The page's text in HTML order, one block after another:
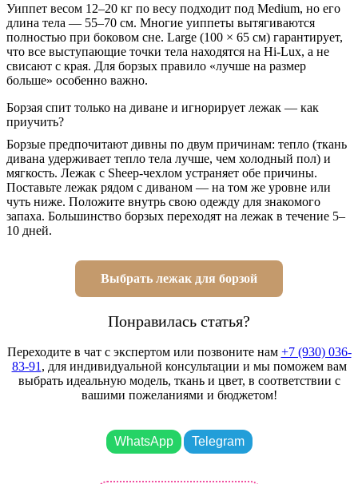
Уиппет весом 12–20 кг по весу подходит под Medium, но его
длина тела — 55–70 см. Многие уиппеты вытягиваются
полностью при боковом сне. Large (100 × 65 см) гарантирует,
что все выступающие точки тела находятся на Hi-Lux, а не
свисают с края. Для борзых правило «лучше на размер
больше» особенно важно.
Борзая спит только на диване и игнорирует лежак — как
приучить?
Борзые предпочитают дивны по двум причинам: тепло (ткань
дивана удерживает тепло тела лучше, чем холодный пол) и
мягкость. Лежак с Sheep-чехлом устраняет обе причины.
Поставьте лежак рядом с диваном — на том же уровне или
чуть ниже. Положите внутрь свою одежду для знакомого
запаха. Большинство борзых переходят на лежак в течение 5–
10 дней.
Выбрать лежак для борзой
Понравилась статья?
Переходите в чат с экспертом или позвоните нам +7 (930) 036-
83-91 , для индивидуальной консультации и мы поможем вам
выбрать идеальную модель, ткань и цвет, в соответствии с
вашими пожеланиями и бюджетом!
WhatsApp Telegram